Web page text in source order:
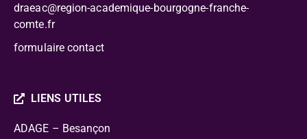
draeac@region-academique-bourgogne-franche-
comte.fr
formulaire contact
LIENS UTILES
ADAGE – Besançon